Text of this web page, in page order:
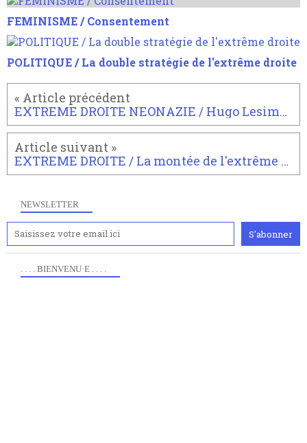
FEMINISME / Consentement
POLITIQUE / La double stratégie de l'extrême droite
EXTREME DROITE NEONAZIE / Hugo Lesimple
EXTREME DROITE / La montée de l'extrême sroite au sien de l'Eglise catholique : Civitas, La Manif pour tous, les lefebvristes
NEWSLETTER
. . . . BIENVENU·E . . . .